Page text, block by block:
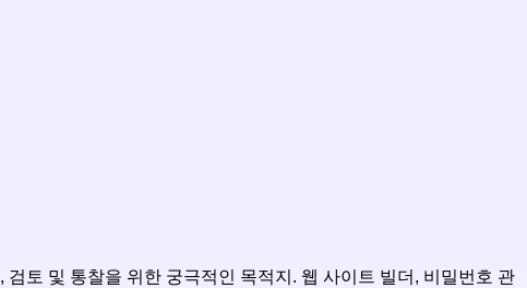
토 및 통찰을 위한 궁극적인 목적지. 웹 사이트 빌더, 비밀번호 관